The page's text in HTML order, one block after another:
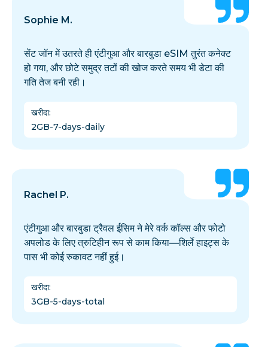
Sophie M.
सेंट जॉन में उतरते ही एंटीगुआ और बारबुडा eSIM तुरंत कनेक्ट
हो गया, और छोटे समुद्र तटों की खोज करते समय भी डेटा की
गति तेज बनी रही।
खरीदा:
2GB-7-days-daily
Rachel P.
एंटीगुआ और बारबुडा ट्रैवल ईसिम ने मेरे वर्क कॉल्स और फोटो
अपलोड के लिए त्रुटिहीन रूप से काम किया—शिर्ले हाइट्स के
पास भी कोई रुकावट नहीं हुई।
खरीदा:
3GB-5-days-total